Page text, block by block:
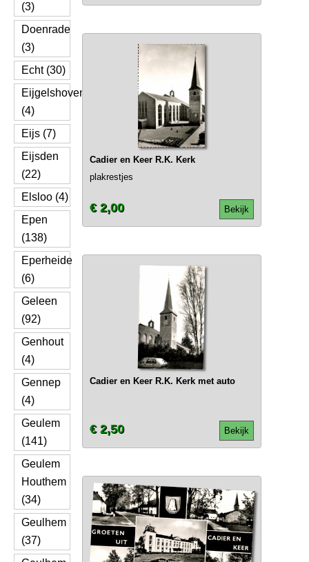
(3)
Doenrade
(3)
Echt (30)
Eijgelshoven
(4)
Eijs (7)
Eijsden
(22)
Elsloo (4)
Epen
(138)
Eperheide
(6)
Geleen
(92)
Genhout
(4)
Gennep
(4)
Geulem
(141)
Geulem
Houthem
(34)
Geulhem
(37)
Cadier en Keer R.K. Kerk
plakrestjes
Bekijk
€ 2,00
Cadier en Keer R.K. Kerk met auto
Bekijk
€ 2,50